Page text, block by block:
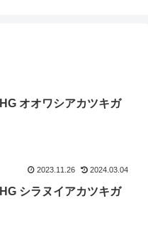
HG オオワシアカツキガ
2023.11.26 2024.03.04
HG シラヌイアカツキガ